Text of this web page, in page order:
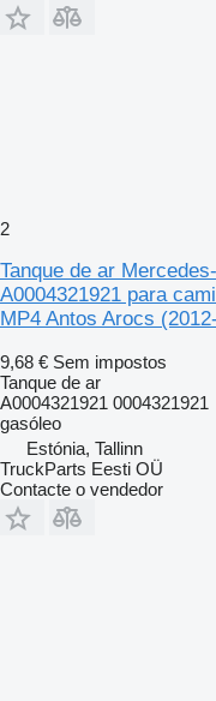
2
Tanque de ar
A0004321921 para
MP4 Antos Arocs
9,68 € Sem impostos
Tanque de ar
A0004321921 0004321921
gasóleo
Estónia, Tallinn
TruckParts Eesti OÜ
Contacte o vendedor